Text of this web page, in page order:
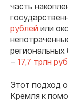
часть
рублей или
региональных
— 17,7 трлн
Этот подход
Кремля к